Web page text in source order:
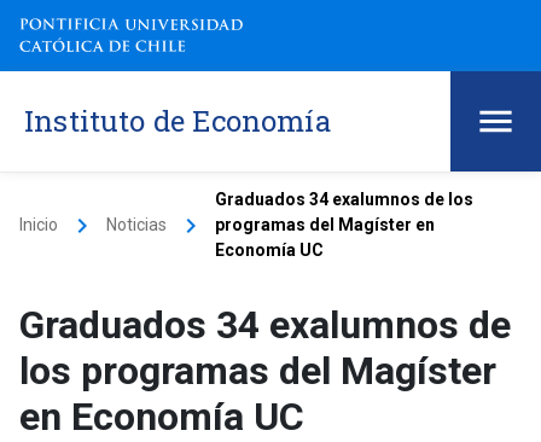
Instituto de Economía
Inicio keyboard_arrow_right Noticias keyboard_arrow_right
Graduados 34 exalumnos de los
programas del Magíster en
Economía UC
Graduados 34 exalumnos de
los programas del Magíster
en Economía UC